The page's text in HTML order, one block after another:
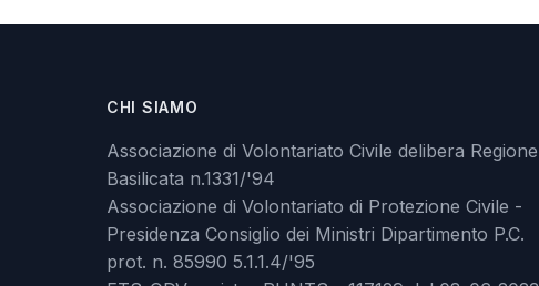
CHI SIAMO
Associazione di Volontariato Civile delibera Regione
Basilicata n.1331/'94
Associazione di Volontariato di Protezione Civile -
Presidenza Consiglio dei Ministri Dipartimento P.C.
prot. n. 85990 5.1.1.4/'95